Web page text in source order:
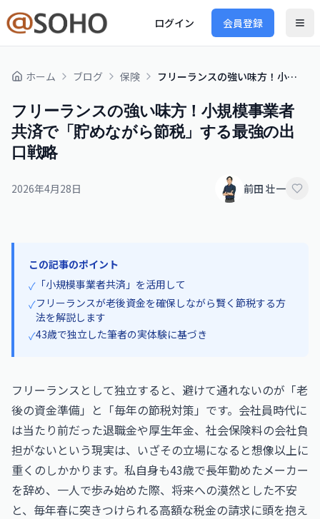
ログイン 会員登録
ホーム ブログ 保険 フリーランスの強い味方！小規模事業者共済で「貯めながら節税」する最強の出口戦略
フリーランスの強い味方！小規模事業者
共済で「貯めながら節税」する最強の出
口戦略
2026年4月28日 前田 壮一
この記事のポイント
✓ 「小規模事業者共済」を活用して
✓フリーランスが老後資金を確保しながら賢く節税する方
法を解説します
✓43歳で独立した筆者の実体験に基づき
フリーランスとして独立すると、避けて通れないのが「老
後の資金準備」と「毎年の節税対策」です。会社員時代に
は当たり前だった退職金や厚生年金、社会保険料の会社負
担がないという現実は、いざその立場になると想像以上に
重くのしかかります。私自身も43歳で長年勤めたメーカー
を辞め、一人で歩み始めた際、将来への漠然とした不安
と、毎年春に突きつけられる高額な税金の請求に頭を抱え